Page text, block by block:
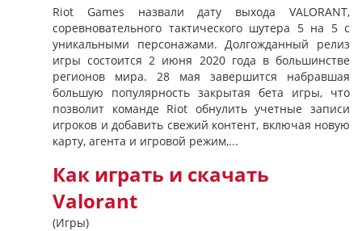
Riot Games назвали дату выхода VALORANT,
соревновательного тактического шутера 5 на 5 с
уникальными персонажами. Долгожданный релиз
игры состоится 2 июня 2020 года в большинстве
регионов мира. 28 мая завершится набравшая
большую популярность закрытая бета игры, что
позволит команде Riot обнулить учетные записи
игроков и добавить свежий контент, включая новую
карту, агента и игровой режим,...
Как играть и скачать
Valorant
(Игры)